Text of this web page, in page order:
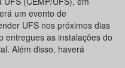
um evento de
UFS nos próximos dias
entregues as instalações do
Além disso, haverá